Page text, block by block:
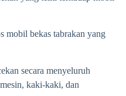
mobil bekas tabrakan yang
secara menyeluruh
kaki-kaki, dan